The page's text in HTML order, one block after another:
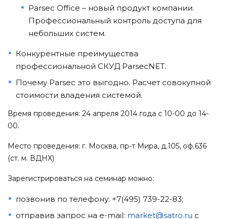
Parsec Office – новый продукт компании.
Профессиональный контроль доступа для
небольших систем.
Конкурентные преимущества
профессиональной СКУД ParsecNET.
Почему Parsec это выгодно. Расчет совокупной
стоимости владения системой.
Время проведения: 24 апреля 2014 года с 10-00 до 14-
00.
Место проведения: г. Москва, пр-т Мира, д.105, оф.636
(ст. м. ВДНХ)
Зарегистрироваться на семинар можно:
позвонив по телефону: +7(495) 739-22-83;
отправив запрос на e-mail: market@satro.ru с